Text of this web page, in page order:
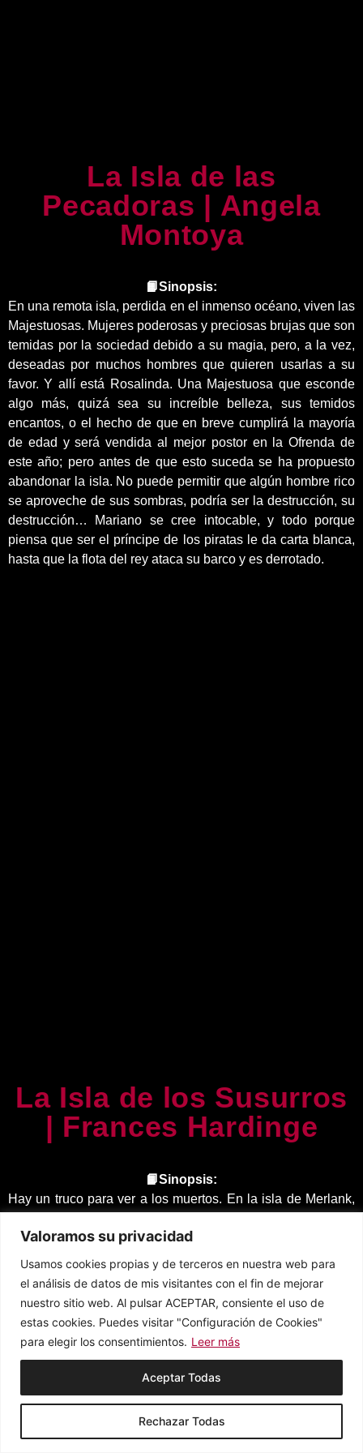
Valoramos su privacidad
Usamos cookies propias y de terceros en nuestra web para
el análisis de datos de mis visitantes con el fin de mejorar
nuestro sitio web. Al pulsar ACEPTAR, consiente el uso de
estas cookies. Puedes visitar "Configuración de Cookies"
para elegir los consentimientos. Leer más
Rechazar Todas
Aceptar Todas
La Isla de las
Pecadoras | Angela
Montoya
📙Sinopsis:
En una remota isla, perdida en el inmenso océano, viven las
Majestuosas. Mujeres poderosas y preciosas brujas que son
temidas por la sociedad debido a su magia, pero, a la vez,
deseadas por muchos hombres que quieren usarlas a su
favor. Y allí está Rosalinda. Una Majestuosa que esconde
algo más, quizá sea su increíble belleza, sus temidos
encantos, o el hecho de que en breve cumplirá la mayoría
de edad y será vendida al mejor postor en la Ofrenda de
este año; pero antes de que esto suceda se ha propuesto
abandonar la isla. No puede permitir que algún hombre rico
se aproveche de sus sombras, podría ser la destrucción, su
destrucción… Mariano se cree intocable, y todo porque
piensa que ser el príncipe de los piratas le da carta blanca,
hasta que la flota del rey ataca su barco y es derrotado.
La Isla de los Susurros
| Frances Hardinge
📙Sinopsis:
Hay un truco para ver a los muertos. En la isla de Merlank,
fantasmas pueden matarte solo con verlos. Cuando el joven
Milo se ve obligado a convertirse en el barquero tras el
fallecimiento repentino de su padre, tendrá la tarea de
llevarse a los muertos de allí. Perseguido por un lord
vengativo y dos magos malignos, Milo navegará por unos
extraños y peligrosos mares donde se susurran en la niebla
imaginación para llevar a cabo esta misión urgente?